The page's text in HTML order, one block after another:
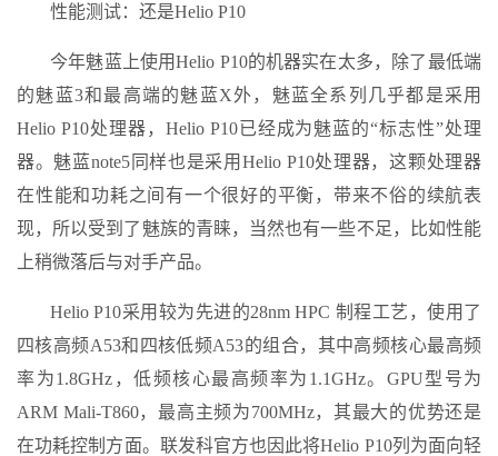
性能测试：还是Helio P10
今年魅蓝上使用Helio P10的机器实在太多，除了最低端
的魅蓝3和最高端的魅蓝X外，魅蓝全系列几乎都是采用
Helio P10处理器，Helio P10已经成为魅蓝的“标志性”处理
器。魅蓝note5同样也是采用Helio P10处理器，这颗处理器
在性能和功耗之间有一个很好的平衡，带来不俗的续航表
现，所以受到了魅族的青睐，当然也有一些不足，比如性能
上稍微落后与对手产品。
Helio P10采用较为先进的28nm HPC 制程工艺，使用了
四核高频A53和四核低频A53的组合，其中高频核心最高频
率为1.8GHz，低频核心最高频率为1.1GHz。GPU型号为
ARM Mali-T860，最高主频为700MHz，其最大的优势还是
在功耗控制方面。联发科官方也因此将Helio P10列为面向轻